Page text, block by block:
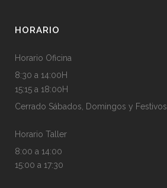
HORARIO
Horario Oficina
8:30 a 14:00H
15:15 a 18:00H
Cerrado Sábados, Domingos y Festivos
Horario Taller
8:00 a 14:00
15:00 a 17:30